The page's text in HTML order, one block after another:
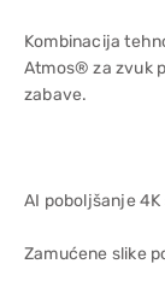
Kombinacija
Atmos® za zvuk
zabave.
AI poboljšanje 4K
Zamućene slike